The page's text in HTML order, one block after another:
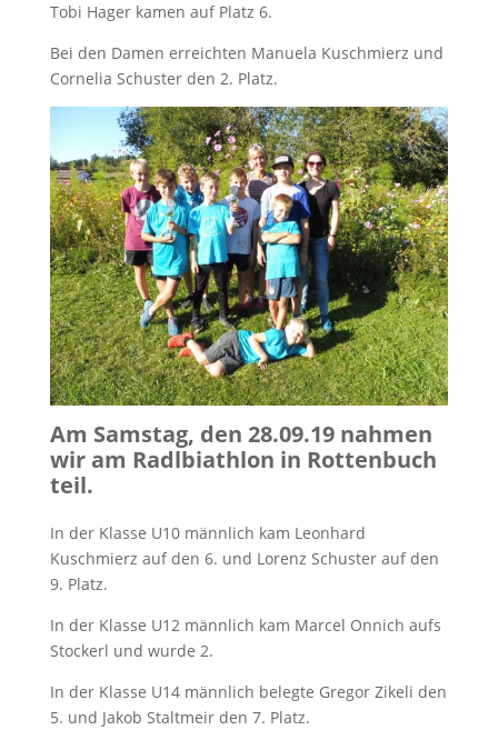
Tobi Hager kamen auf Platz 6.
Bei den Damen erreichten Manuela Kuschmierz und
Cornelia Schuster den 2. Platz.
Am Samstag, den 28.09.19 nahmen
wir am Radlbiathlon in Rottenbuch
teil.
In der Klasse U10 männlich kam Leonhard
Kuschmierz auf den 6. und Lorenz Schuster auf den
9. Platz.
In der Klasse U12 männlich kam Marcel Onnich aufs
Stockerl und wurde 2.
In der Klasse U14 männlich belegte Gregor Zikeli den
5. und Jakob Staltmeir den 7. Platz.